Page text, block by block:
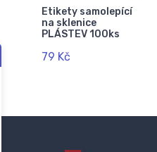
Etikety samolepící
na sklenice
PLÁSTEV 100ks
79 Kč